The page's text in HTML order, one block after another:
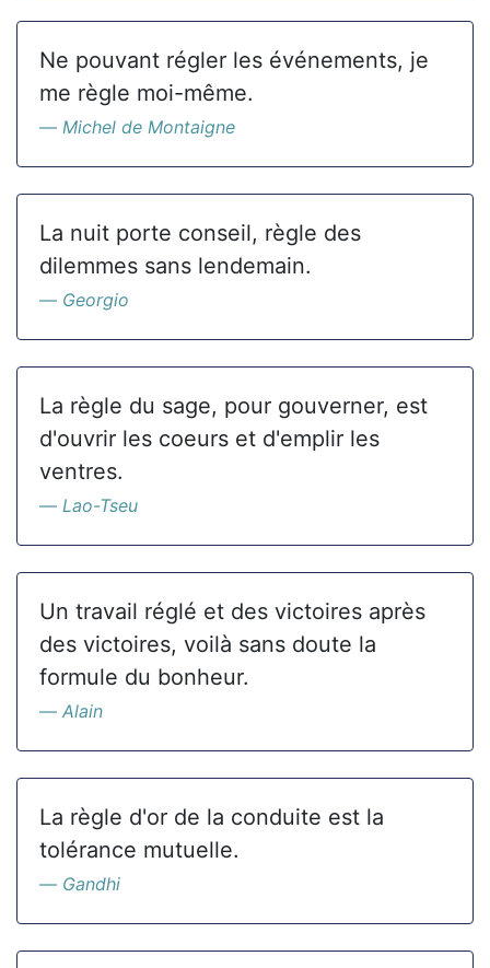
Ne pouvant régler les événements, je
me règle moi-même.
Michel de Montaigne
La nuit porte conseil, règle des
dilemmes sans lendemain.
Georgio
La règle du sage, pour gouverner, est
d'ouvrir les coeurs et d'emplir les
ventres.
Lao-Tseu
Un travail réglé et des victoires après
des victoires, voilà sans doute la
formule du bonheur.
Alain
La règle d'or de la conduite est la
tolérance mutuelle.
Gandhi